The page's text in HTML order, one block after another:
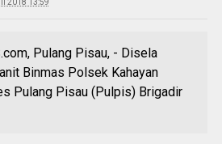
2018 13:59
Pulang Pisau, - Disela
Binmas Polsek Kahayan
Pulang Pisau (Pulpis) Brigadir